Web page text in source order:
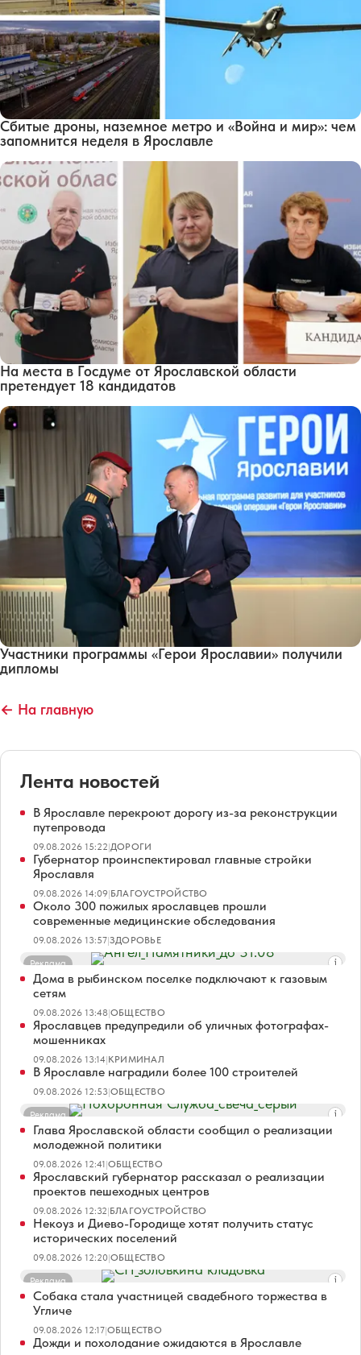
Сбитые дроны, наземное метро и «Война и мир»: чем
запомнится неделя в Ярославле
На места в Госдуме от Ярославской области
претендует 18 кандидатов
Участники программы «Герои Ярославии» получили
дипломы
← На главную
Лента новостей
В Ярославле перекроют дорогу из-за реконструкции
путепровода
09.08.2026 15:22|ДОРОГИ
Губернатор проинспектировал главные стройки
Ярославля
09.08.2026 14:09|БЛАГОУСТРОЙСТВО
Около 300 пожилых ярославцев прошли
современные медицинские обследования
09.08.2026 13:57|ЗДОРОВЬЕ
Реклама
Дома в рыбинском поселке подключают к газовым
сетям
09.08.2026 13:48|ОБЩЕСТВО
Ярославцев предупредили об уличных фотографах-
мошенниках
09.08.2026 13:14|КРИМИНАЛ
В Ярославле наградили более 100 строителей
09.08.2026 12:53|ОБЩЕСТВО
Реклама
Глава Ярославской области сообщил о реализации
молодежной политики
09.08.2026 12:41|ОБЩЕСТВО
Ярославский губернатор рассказал о реализации
проектов пешеходных центров
09.08.2026 12:32|БЛАГОУСТРОЙСТВО
Некоуз и Диево-Городище хотят получить статус
исторических поселений
09.08.2026 12:20|ОБЩЕСТВО
Реклама
Собака стала участницей свадебного торжества в
Угличе
09.08.2026 12:17|ОБЩЕСТВО
Дожди и похолодание ожидаются в Ярославле